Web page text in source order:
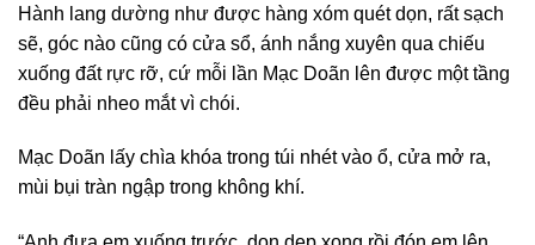
Hành lang dường như được hàng xóm quét dọn, rất sạch
sẽ, góc nào cũng có cửa sổ, ánh nắng xuyên qua chiếu
xuống đất rực rỡ, cứ mỗi lần Mạc Doãn lên được một tầng
đều phải nheo mắt vì chói.
Mạc Doãn lấy chìa khóa trong túi nhét vào ổ, cửa mở ra,
mùi bụi tràn ngập trong không khí.